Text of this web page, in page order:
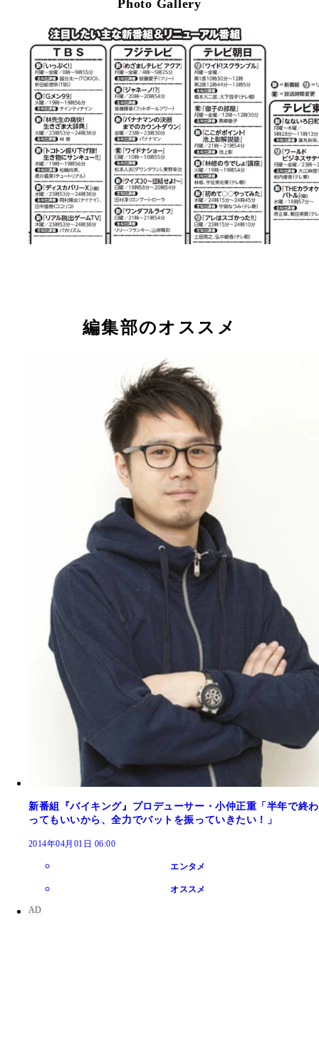
Photo Gallery
編集部のオススメ
新番組『バイキング』プロデューサー・小仲正重「半年で終わ
ってもいいから、全力でバットを振っていきたい！」
2014年04月01日 06:00
エンタメ
オススメ